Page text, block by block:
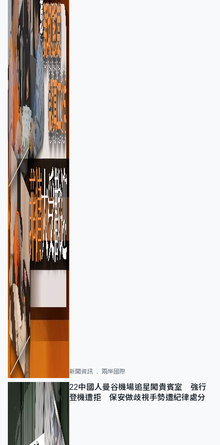
新聞資訊 兩岸國際
22中國人曼谷機場追星闖貴賓室 強行
登機遭拒 保安做歧視手勢遭紀律處分